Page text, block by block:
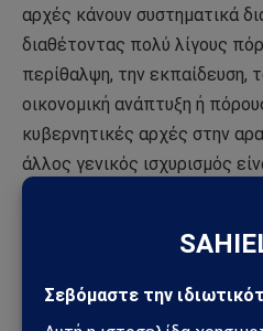
αρχές κάνουν συστηματικά
διαθέτοντας πολύ λίγους
περίθαλψη, την εκπαίδευση,
οικονομική ανάπτυξη ή
κυβερνητικές αρχές στην
άλλος γενικός ισχυρισμός
την πολιτιστική, εθνική και
Στην πραγματικότητα, οι